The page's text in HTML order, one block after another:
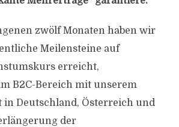
zwölf Monaten haben wir
Meilensteine auf
erreicht,
B2C-Bereich mit unserem
in Deutschland, Österreich und
der